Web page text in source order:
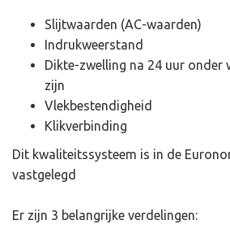
Slijtwaarden (AC-waarden)
Indrukweerstand
Dikte-zwelling na 24 uur onder
zijn
Vlekbestendigheid
Klikverbinding
Dit kwaliteitssysteem is in de
vastgelegd
Er zijn 3 belangrijke verdelingen: